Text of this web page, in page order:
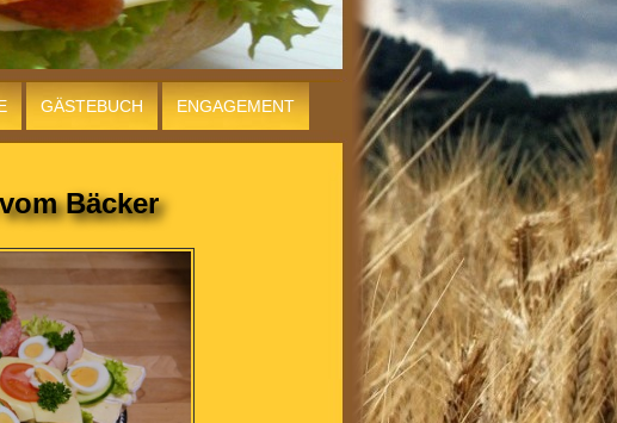
GÄSTEBUCH ENGAGEMENT
Bäcker